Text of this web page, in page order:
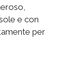
e con
per